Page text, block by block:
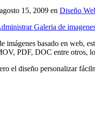
15, 2009 en Diseño
imágenes basado en web,
PDF, DOC entre otros,
el diseño personalizar